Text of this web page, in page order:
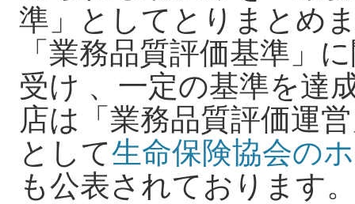
準」としてとりまとめ
「業務品質評価基準」
受け 、一定の基準を達
店は「業務品質評価運
として生命保険協会の
も公表されております